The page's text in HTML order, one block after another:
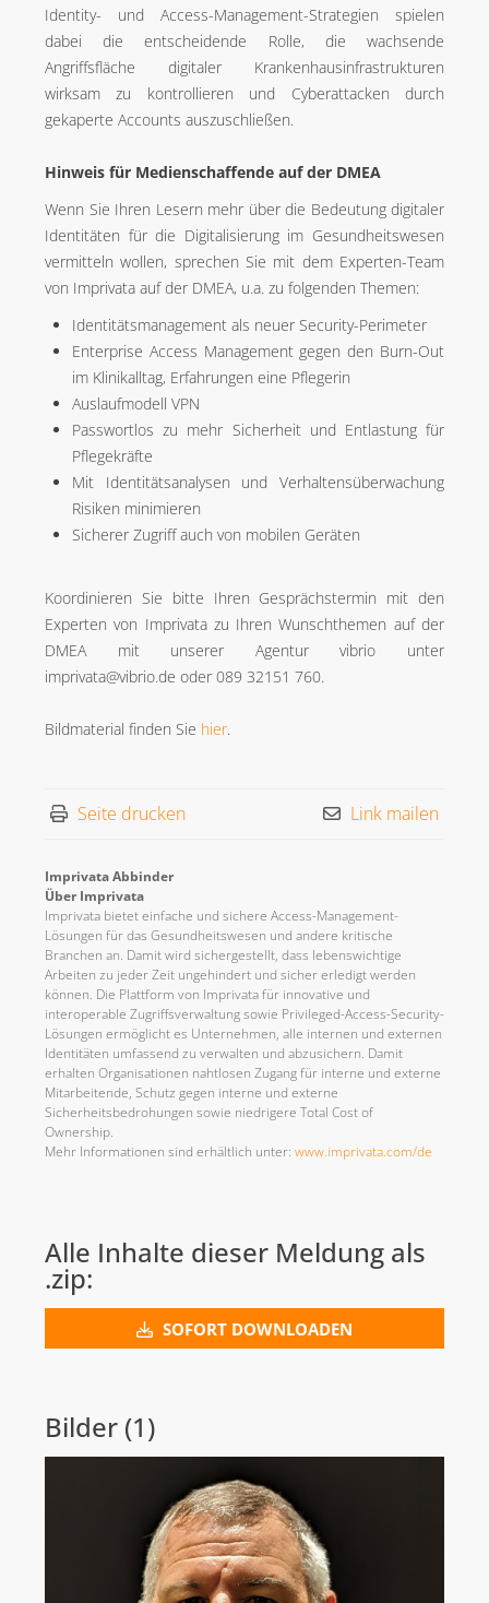
Identity- und Access-Management-Strategien spielen
dabei die entscheidende Rolle, die wachsende
Angriffsfläche digitaler Krankenhausinfrastrukturen
wirksam zu kontrollieren und Cyberattacken durch
gekaperte Accounts auszuschließen.
Hinweis für Medienschaffende auf der DMEA
Wenn Sie Ihren Lesern mehr über die Bedeutung digitaler
Identitäten für die Digitalisierung im Gesundheitswesen
vermitteln wollen, sprechen Sie mit dem Experten-Team
von Imprivata auf der DMEA, u.a. zu folgenden Themen:
Identitätsmanagement als neuer Security-Perimeter
Enterprise Access Management gegen den Burn-Out
im Klinikalltag, Erfahrungen eine Pflegerin
Auslaufmodell VPN
Passwortlos zu mehr Sicherheit und Entlastung für
Pflegekräfte
Mit Identitätsanalysen und Verhaltensüberwachung
Risiken minimieren
Sicherer Zugriff auch von mobilen Geräten
Koordinieren Sie bitte Ihren Gesprächstermin mit den
Experten von Imprivata zu Ihren Wunschthemen auf der
DMEA mit unserer Agentur vibrio unter
imprivata@vibrio.de oder 089 32151 760.
Bildmaterial finden Sie hier.
Seite drucken Link mailen
Imprivata Abbinder
Über Imprivata
Imprivata bietet einfache und sichere Access-Management-
Lösungen für das Gesundheitswesen und andere kritische
Branchen an. Damit wird sichergestellt, dass lebenswichtige
Arbeiten zu jeder Zeit ungehindert und sicher erledigt werden
können. Die Plattform von Imprivata für innovative und
interoperable Zugriffsverwaltung sowie Privileged-Access-Security-
Lösungen ermöglicht es Unternehmen, alle internen und externen
Identitäten umfassend zu verwalten und abzusichern. Damit
erhalten Organisationen nahtlosen Zugang für interne und externe
Mitarbeitende, Schutz gegen interne und externe
Sicherheitsbedrohungen sowie niedrigere Total Cost of
Ownership.
Mehr Informationen sind erhältlich unter: www.imprivata.com/de
Alle Inhalte dieser Meldung als
.zip:
SOFORT DOWNLOADEN
Bilder (1)